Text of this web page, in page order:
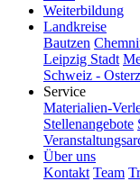
Weiterbildung
Landkreise
Bautzen
Leipzig Stadt
Schweiz -
Service
Materialien-
Stellenangebote
Über uns
Kontakt Team